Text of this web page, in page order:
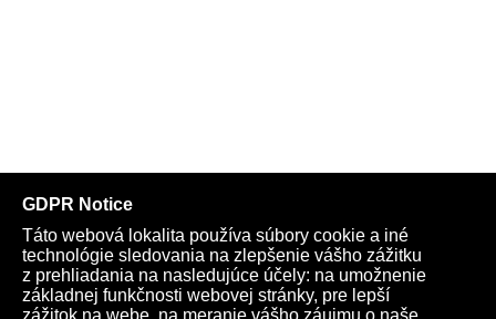
Telegram Youtube Facebook Archív